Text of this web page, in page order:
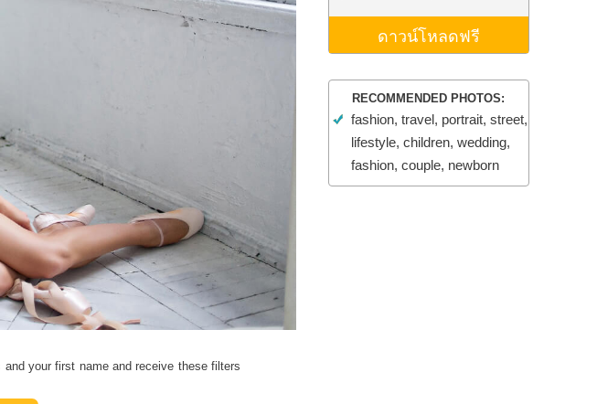
ดาวน์โหลดฟรี
RECOMMENDED PHOTOS:
fashion, travel, portrait, street,
lifestyle, children, wedding,
fashion, couple, newborn
your first name and receive these filters